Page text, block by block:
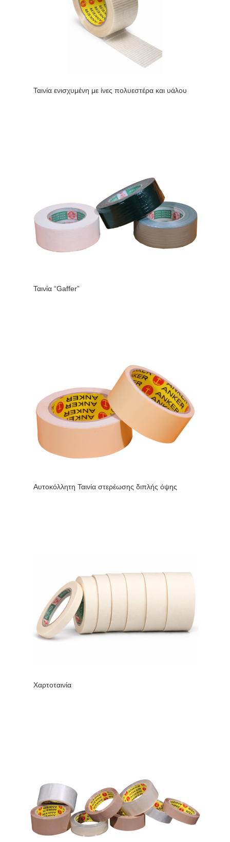
Ταινία ενισχυμένη με ίνες πολυεστέρα και υάλου
Ταινία “Gaffer”
Αυτοκόλλητη Ταινία στερέωσης διπλής όψης
Χαρτοταινία